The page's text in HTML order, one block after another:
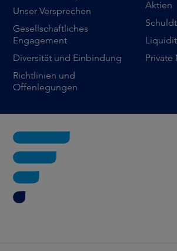
Unser Versprechen
Gesellschaftliches
Engagement
Diversität und Einbindung
Richtlinien und
Offenlegungen
Aktien
Private